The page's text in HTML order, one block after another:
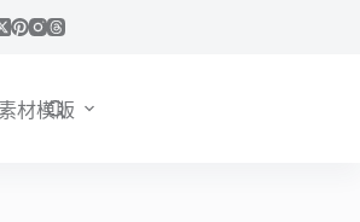
素材模版